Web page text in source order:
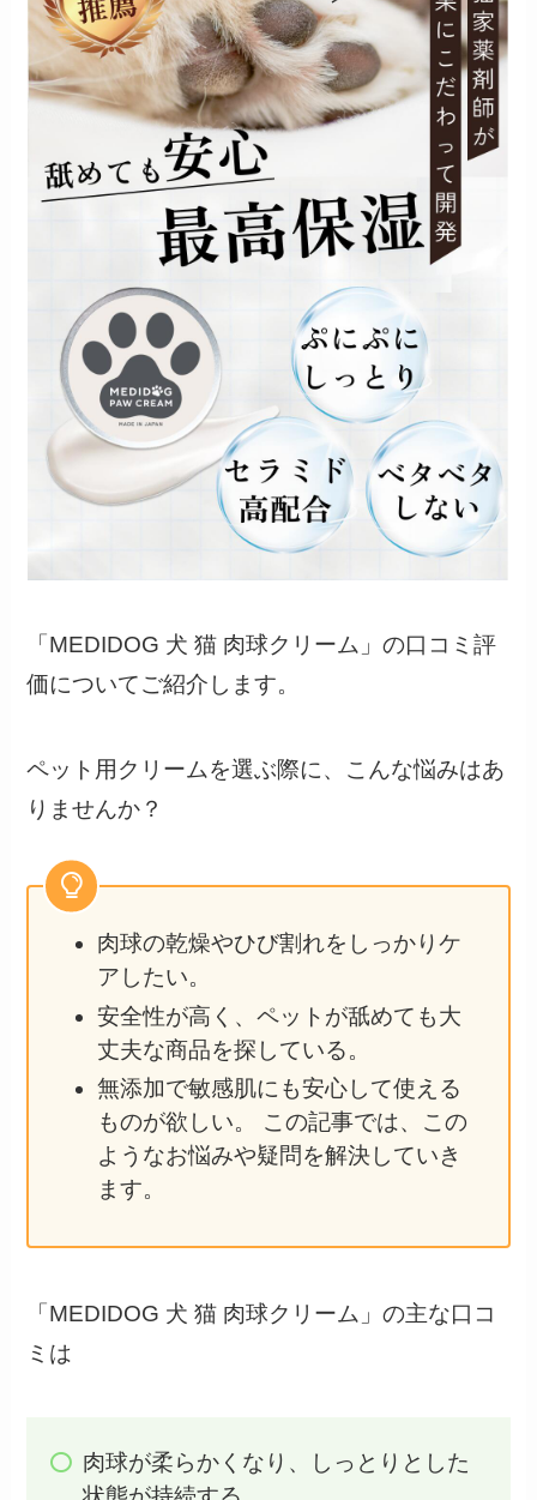
「MEDIDOG 犬 猫 肉球クリーム」の口コミ評
価についてご紹介します。
ペット用クリームを選ぶ際に、こんな悩みはあ
りませんか？
肉球の乾燥やひび割れをしっかりケ
アしたい。
安全性が高く、ペットが舐めても大
丈夫な商品を探している。
無添加で敏感肌にも安心して使える
ものが欲しい。 この記事では、この
ようなお悩みや疑問を解決していき
ます。
「MEDIDOG 犬 猫 肉球クリーム」の主な口コ
ミは
肉球が柔らかくなり、しっとりとした